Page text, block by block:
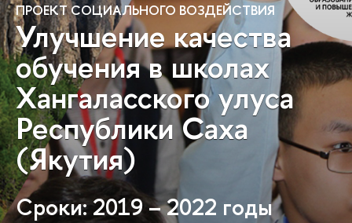
ПРОЕКТ СОЦИАЛЬНОГО ВОЗДЕЙСТВИЯ
Улучшение качества
обучения в школах
Хангаласского улуса
Республики Саха
(Якутия)
Сроки: 2019 – 2022 годы